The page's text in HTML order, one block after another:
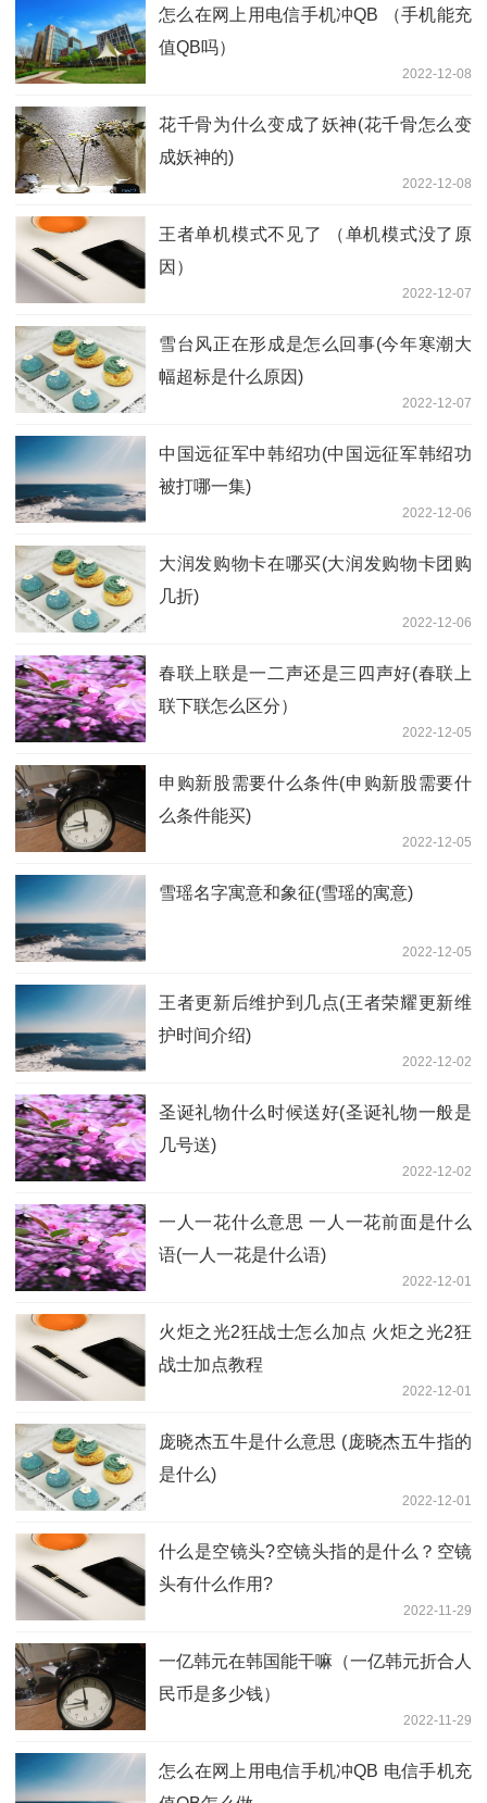
怎么在网上用电信手机冲QB （手机能充
值QB吗）
2022-12-08
花千骨为什么变成了妖神(花千骨怎么变
成妖神的)
2022-12-08
王者单机模式不见了 （单机模式没了原
因）
2022-12-07
雪台风正在形成是怎么回事(今年寒潮大
幅超标是什么原因)
2022-12-07
中国远征军中韩绍功(中国远征军韩绍功
被打哪一集)
2022-12-06
大润发购物卡在哪买(大润发购物卡团购
几折)
2022-12-06
春联上联是一二声还是三四声好(春联上
联下联怎么区分）
2022-12-05
申购新股需要什么条件(申购新股需要什
么条件能买)
2022-12-05
雪瑶名字寓意和象征(雪瑶的寓意)
2022-12-05
王者更新后维护到几点(王者荣耀更新维
护时间介绍)
2022-12-02
圣诞礼物什么时候送好(圣诞礼物一般是
几号送)
2022-12-02
一人一花什么意思 一人一花前面是什么
语(一人一花是什么语)
2022-12-01
火炬之光2狂战士怎么加点 火炬之光2狂
战士加点教程
2022-12-01
庞晓杰五牛是什么意思 (庞晓杰五牛指的
是什么)
2022-12-01
什么是空镜头?空镜头指的是什么？空镜
头有什么作用?
2022-11-29
一亿韩元在韩国能干嘛（一亿韩元折合人
民币是多少钱）
2022-11-29
怎么在网上用电信手机冲QB 电信手机充